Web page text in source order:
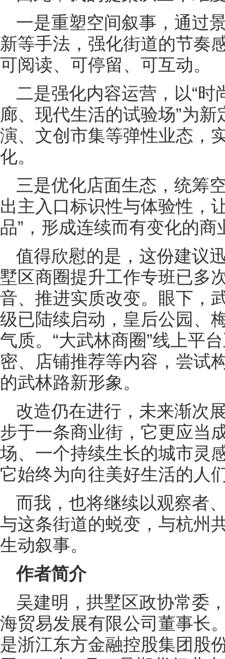
一是重塑空间叙事，通过
新等手法，强化街道的节奏
可阅读、可停留、可互动。
二是强化内容运营，以“
廊、现代生活的试验场”为
演、文创市集等弹性业态，
化。
三是优化店面生态，统筹
出主入口标识性与体验性，
品”，形成连续而有变化的商
值得欣慰的是，这份建议
墅区商圈提升工作专班已多
音、推进实质改变。眼下，
级已陆续启动，皇后公园、
气质。“大武林商圈”线上平
密、店铺推荐等内容，尝试
的武林路新形象。
改造仍在进行，未来渐次
步于一条商业街，它更应当
场、一个持续生长的城市灵
它始终为向往美好生活的人
而我，也将继续以观察者
与这条街道的蜕变，与杭州
生动叙事。
作者简介
吴建明，拱墅区政协常委
海贸易发展有限公司董事长
是浙江东方金融控股集团股